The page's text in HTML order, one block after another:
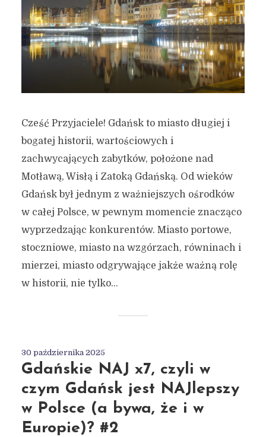
Cześć Przyjaciele! Gdańsk to miasto długiej i
bogatej historii, wartościowych i
zachwycających zabytków, położone nad
Motławą, Wisłą i Zatoką Gdańską. Od wieków
Gdańsk był jednym z ważniejszych ośrodków
w całej Polsce, w pewnym momencie znacząco
wyprzedzając konkurentów. Miasto portowe,
stoczniowe, miasto na wzgórzach, równinach i
mierzei, miasto odgrywające jakże ważną rolę
w historii, nie tylko...
30 października 2025
Gdańskie NAJ x7, czyli w
czym Gdańsk jest NAJlepszy
w Polsce (a bywa, że i w
Europie)? #2